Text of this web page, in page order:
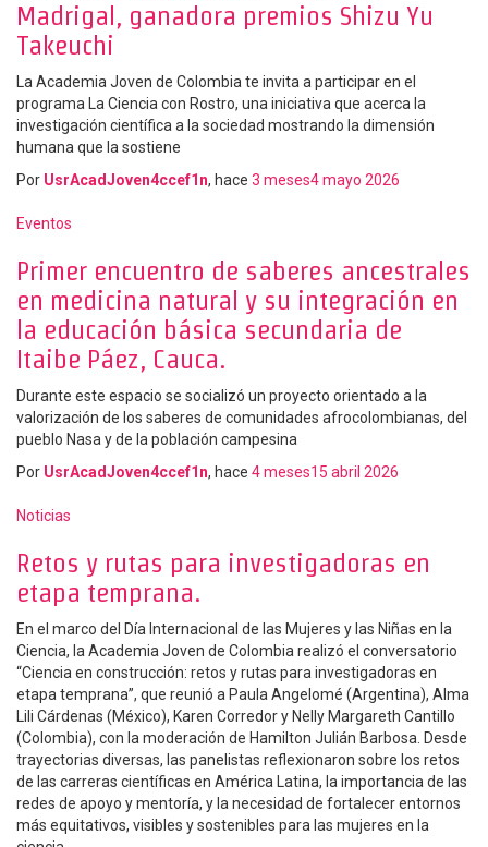
Madrigal, ganadora premios Shizu Yu
Takeuchi
La Academia Joven de Colombia te invita a participar en el
programa La Ciencia con Rostro, una iniciativa que acerca la
investigación científica a la sociedad mostrando la dimensión
humana que la sostiene
Por UsrAcadJoven4ccef1n, hace 3 meses4 mayo 2026
Eventos
Primer encuentro de saberes ancestrales
en medicina natural y su integración en
la educación básica secundaria de
Itaibe Páez, Cauca.
Durante este espacio se socializó un proyecto orientado a la
valorización de los saberes de comunidades afrocolombianas, del
pueblo Nasa y de la población campesina
Por UsrAcadJoven4ccef1n, hace 4 meses15 abril 2026
Noticias
Retos y rutas para investigadoras en
etapa temprana.
En el marco del Día Internacional de las Mujeres y las Niñas en la
Ciencia, la Academia Joven de Colombia realizó el conversatorio
“Ciencia en construcción: retos y rutas para investigadoras en
etapa temprana”, que reunió a Paula Angelomé (Argentina), Alma
Lili Cárdenas (México), Karen Corredor y Nelly Margareth Cantillo
(Colombia), con la moderación de Hamilton Julián Barbosa. Desde
trayectorias diversas, las panelistas reflexionaron sobre los retos
de las carreras científicas en América Latina, la importancia de las
redes de apoyo y mentoría, y la necesidad de fortalecer entornos
más equitativos, visibles y sostenibles para las mujeres en la